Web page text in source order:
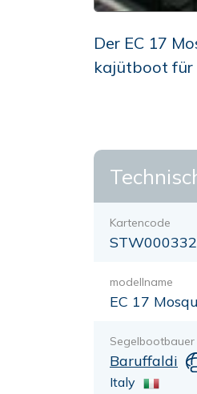
Der EC 17
kajütboot für
Kartencode
STW000332
modellname
EC 17
Segelbootbauer
Baruffaldi
Italy